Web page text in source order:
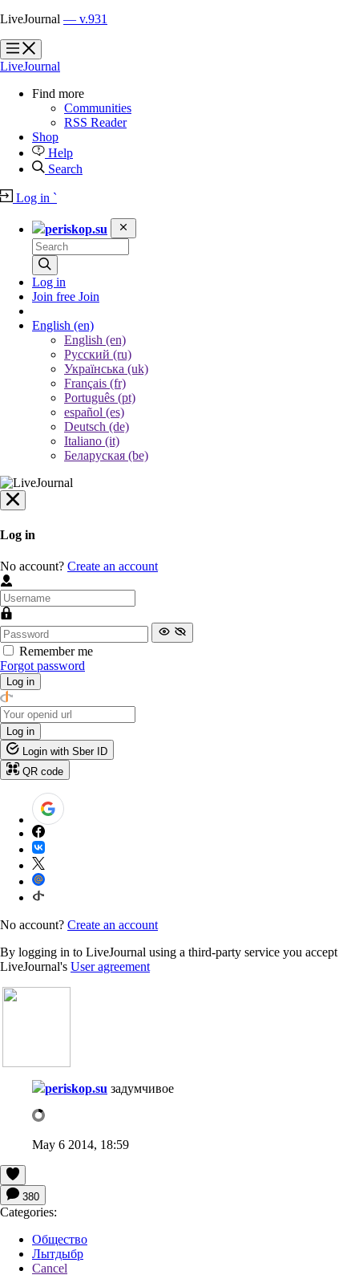
LiveJournal — v.931
?
?
LiveJournal
Find more
Communities
RSS Reader
Shop
Help
Search
Log in `
periskop.su
Log in
Join free Join
English (en)
English (en)
Русский (ru)
Українська (uk)
Français (fr)
Português (pt)
español (es)
Deutsch (de)
Italiano (it)
Беларуская (be)
Log in
No account? Create an account
Remember me
Forgot password
Log in
Log in
Login with Sber ID
QR code
No account? Create an account
By logging in to LiveJournal using a third-party service you accept
LiveJournal's User agreement
periskop.su задумчивое
May 6 2014, 18:59
380
Categories:
Общество
Лытдыбр
Cancel